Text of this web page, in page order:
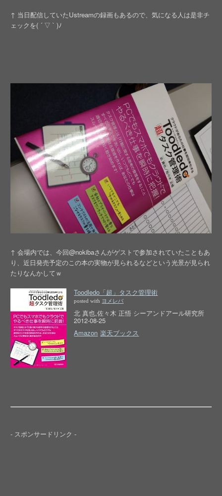
↑ 当日配信していたUstreamの録画もあるので、気になる人は是非チ
ェックを( ´ ▽ ` )ﾉ
↑ 会場内では、今回@nokibaさんがゲストで参加されていたこともあ
り、近日発売予定のこの本の実物が見られるなどという光景が見られ
たりなんかしてｗ
Toodledo「超」タスク管理術
posted with ヨメレバ
北 真也,佐々木 正悟 シーアンドアール研究所
2012-08-25
Amazon 楽天ブックス
- スポンサードリンク -